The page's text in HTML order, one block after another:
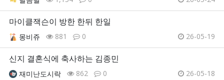
마이클잭슨이 방한 한뒤 한일
몽비쥬 881 0 26-05-19
신지 결혼식에 축사하는 김종민
재미난도시락 862 0 26-05-18